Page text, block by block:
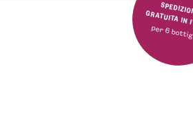
SPEDIZIONE
per 6